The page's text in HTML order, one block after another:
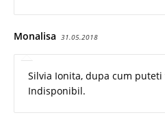
Monalisa 31.05.2018
Silvia Ionita, dupa cum puteti
Indisponibil.